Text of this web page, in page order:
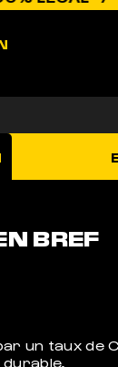
BREF
un taux de